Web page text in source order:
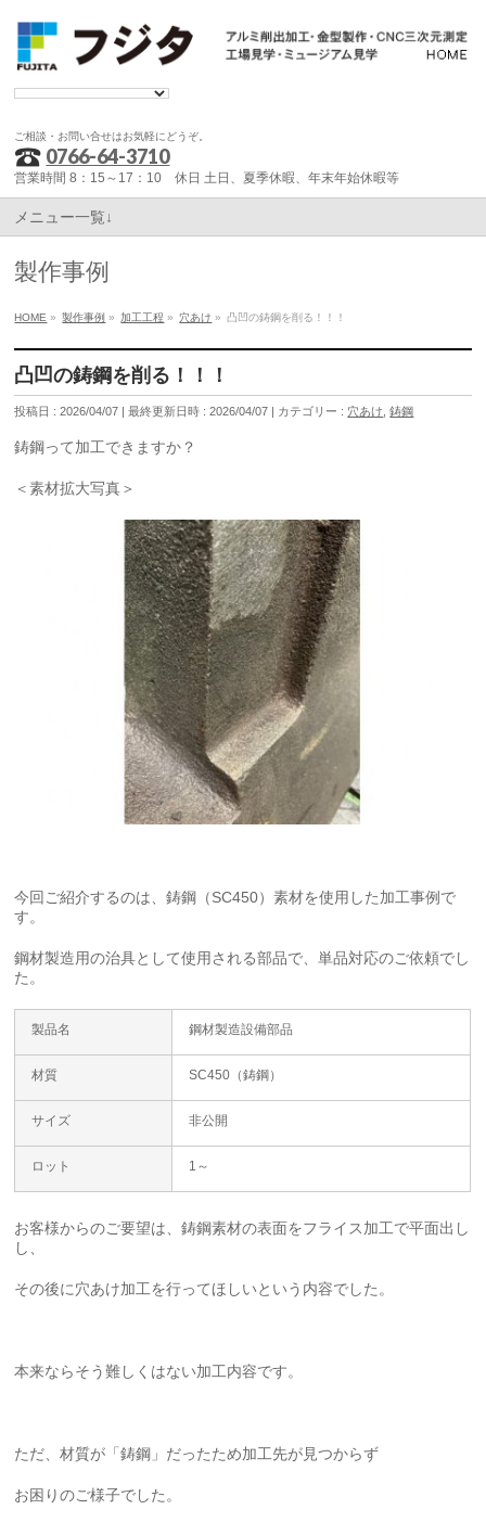
ご相談・お問い合せはお気軽にどうぞ。
0766-64-3710
営業時間 8：15～17：10 休日 土日、夏季休暇、年末年始休暇等
メニュー一覧↓
製作事例
HOME » 製作事例 » 加工工程 » 穴あけ » 凸凹の鋳鋼を削る！！！
凸凹の鋳鋼を削る！！！
投稿日 : 2026/04/07 最終更新日時 : 2026/04/07 カテゴリー : 穴あけ ,鋳鋼
鋳鋼って加工できますか？
＜素材拡大写真＞
今回ご紹介するのは、鋳鋼（SC450）素材を使用した加工事例で
す。
鋼材製造用の治具として使用される部品で、単品対応のご依頼でし
た。
製品名 鋼材製造設備部品
材質 SC450（鋳鋼）
サイズ 非公開
ロット 1～
お客様からのご要望は、鋳鋼素材の表面をフライス加工で平面出し
し、
その後に穴あけ加工を行ってほしいという内容でした。
本来ならそう難しくはない加工内容です。
ただ、材質が「鋳鋼」だったため加工先が見つからず
お困りのご様子でした。